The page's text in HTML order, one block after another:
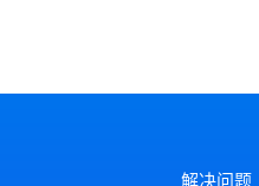
解决问题